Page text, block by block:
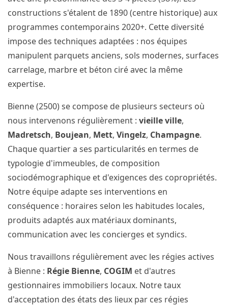
constructions s'étalent de 1890 (centre historique) aux
programmes contemporains 2020+. Cette diversité
impose des techniques adaptées : nos équipes
manipulent parquets anciens, sols modernes, surfaces
carrelage, marbre et béton ciré avec la même
expertise.
Bienne (2500) se compose de plusieurs secteurs où
nous intervenons régulièrement : vieille ville,
Madretsch, Boujean, Mett, Vingelz, Champagne.
Chaque quartier a ses particularités en termes de
typologie d'immeubles, de composition
sociodémographique et d'exigences des copropriétés.
Notre équipe adapte ses interventions en
conséquence : horaires selon les habitudes locales,
produits adaptés aux matériaux dominants,
communication avec les concierges et syndics.
Nous travaillons régulièrement avec les régies actives
à Bienne : Régie Bienne, COGIM et d'autres
gestionnaires immobiliers locaux. Notre taux
d'acceptation des états des lieux par ces régies